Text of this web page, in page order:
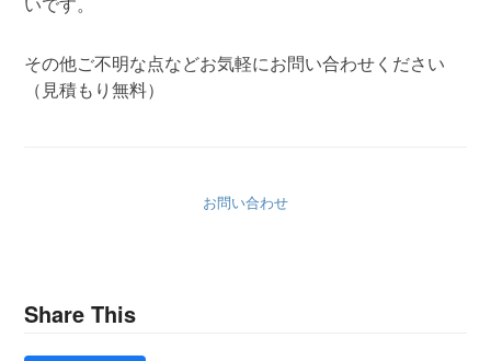
その他ご不明な点などお気軽にお問い合わせください
（見積もり無料）
お問い合わせ
Share This